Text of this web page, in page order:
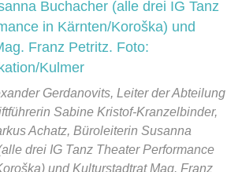
Gerdanovits, Leiter der Abteilung
Sabine Kristof-Kranzelbinder,
Achatz, Büroleiterin Susanna
drei IG Tanz Theater Performance
und Kulturstadtrat Mag. Franz